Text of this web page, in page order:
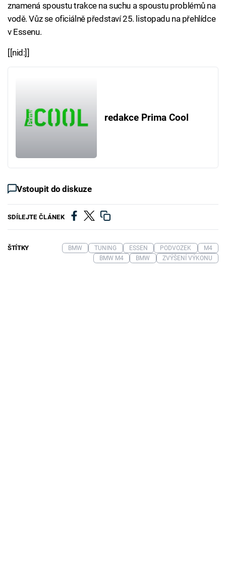
znamená spoustu trakce na suchu a spoustu problémů na
vodě. Vůz se oficiálně představí 25. listopadu na přehlídce
v Essenu.
[[nid:]]
redakce Prima Cool
Vstoupit do diskuze
SDÍLEJTE ČLÁNEK
ŠTÍTKY BMW TUNING ESSEN PODVOZEK
M4
BMW M4
BMW ZVÝŠENÍ VÝKONU